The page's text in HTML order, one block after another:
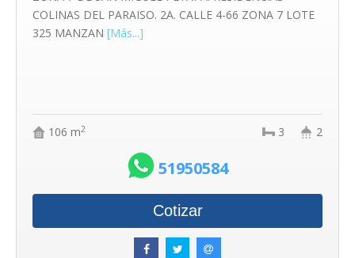
COLINAS DEL PARAISO. 2A. CALLE 4-66 ZONA 7 LOTE
325 MANZAN [Más...]
106 m2 2
3
51950584
Cotizar